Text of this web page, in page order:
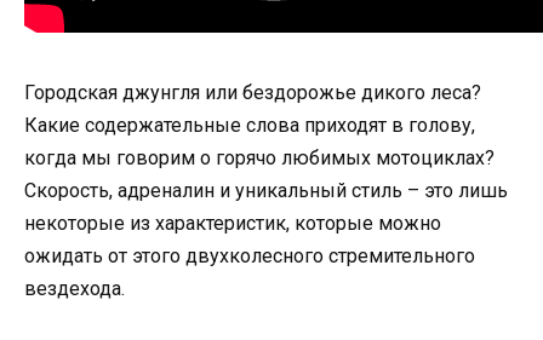
Городская джунгля или бездорожье дикого леса?
Какие содержательные слова приходят в голову,
когда мы говорим о горячо любимых мотоциклах?
Скорость, адреналин и уникальный стиль – это лишь
некоторые из характеристик, которые можно
ожидать от этого двухколесного стремительного
вездехода.